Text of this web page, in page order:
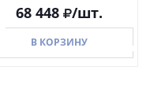
68 448 /шт.
В КОРЗИНУ